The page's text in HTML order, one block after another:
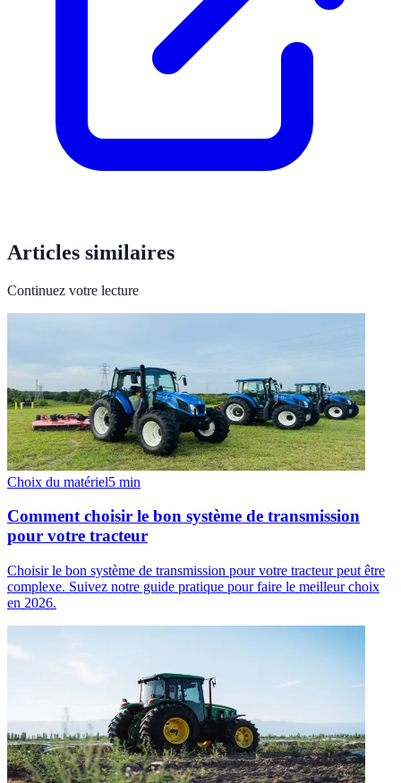
Articles similaires
Continuez votre lecture
Choix du matériel5 min
Comment choisir le bon système de transmission
pour votre tracteur
Choisir le bon système de transmission pour votre tracteur peut être
complexe. Suivez notre guide pratique pour faire le meilleur choix
en 2026.